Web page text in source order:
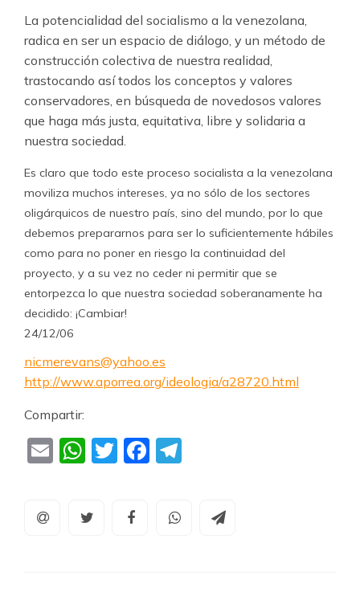
La potencialidad del socialismo a la venezolana,
radica en ser un espacio de diálogo, y un método de
construcción colectiva de nuestra realidad,
trastocando así todos los conceptos y valores
conservadores, en búsqueda de novedosos valores
que haga más justa, equitativa, libre y solidaria a
nuestra sociedad.
Es claro que todo este proceso socialista a la venezolana
moviliza muchos intereses, ya no sólo de los sectores
oligárquicos de nuestro país, sino del mundo, por lo que
debemos prepararnos para ser lo suficientemente hábiles
como para no poner en riesgo la continuidad del
proyecto, y a su vez no ceder ni permitir que se
entorpezca lo que nuestra sociedad soberanamente ha
decidido: ¡Cambiar!
24/12/06
nicmerevans@yahoo.es
http://www.aporrea.org/ideologia/a28720.html
Compartir:
EmailWhatsApp
TwitterFacebook